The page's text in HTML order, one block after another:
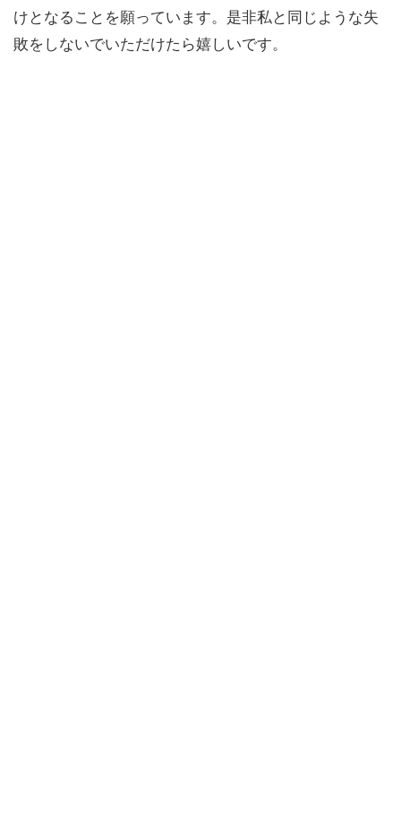
けとなることを願っています。是非私と同じような失
敗をしないでいただけたら嬉しいです。